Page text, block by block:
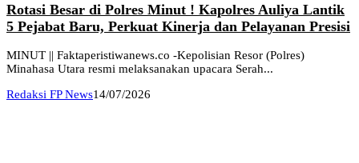
Rotasi Besar di Polres Minut ! Kapolres Auliya Lantik
5 Pejabat Baru, Perkuat Kinerja dan Pelayanan Presisi
MINUT || Faktaperistiwanews.co -Kepolisian Resor (Polres)
Minahasa Utara resmi melaksanakan upacara Serah...
Redaksi FP News14/07/2026